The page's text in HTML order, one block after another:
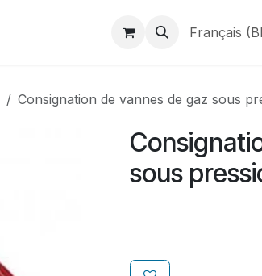
À propos de BINAME
Français
Consignation de vannes de gaz sous
sous